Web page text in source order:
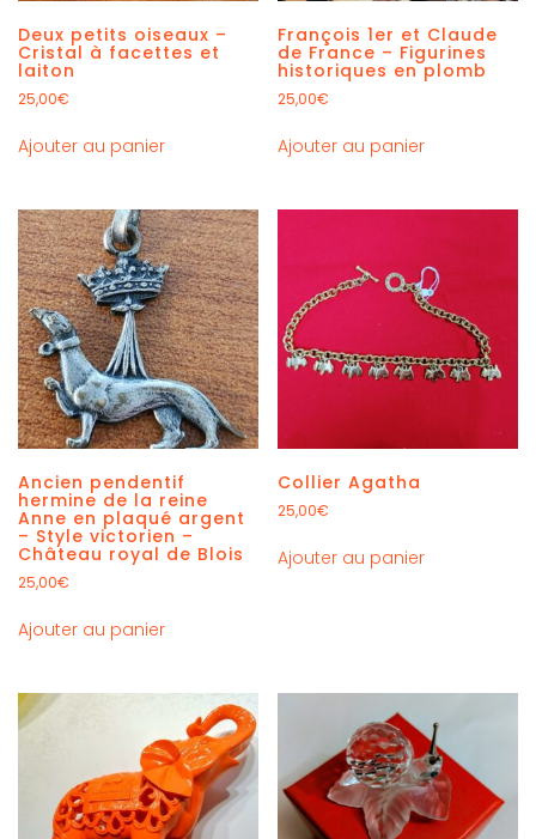
Deux petits oiseaux –
Cristal à facettes et
laiton
25,00€
Ajouter au panier
François 1er et Claude
de France – Figurines
historiques en plomb
25,00€
Ajouter au panier
Ancien pendentif
hermine de la reine
Anne en plaqué argent
– Style victorien –
Château royal de Blois
25,00€
Ajouter au panier
Collier Agatha
25,00€
Ajouter au panier